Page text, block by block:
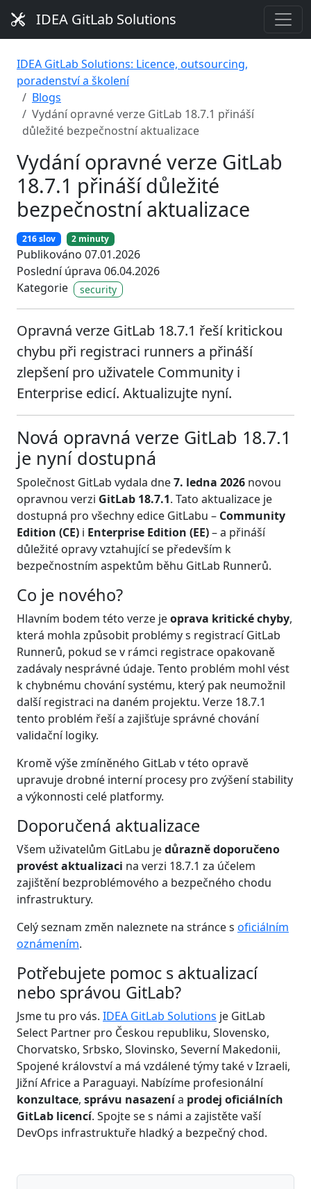
IDEA GitLab Solutions
IDEA GitLab Solutions: Licence, outsourcing,
poradenství a školení
Blogs
Vydání opravné verze GitLab 18.7.1 přináší
důležité bezpečnostní aktualizace
Vydání opravné verze GitLab
18.7.1 přináší důležité
bezpečnostní aktualizace
216 slov 2 minuty
Publikováno 07.01.2026
Poslední úprava 06.04.2026
Kategorie
security
Opravná verze GitLab 18.7.1 řeší kritickou
chybu při registraci runners a přináší
zlepšení pro uživatele Community i
Enterprise edicí. Aktualizujte nyní.
Nová opravná verze GitLab 18.7.1
je nyní dostupná
Společnost GitLab vydala dne7. ledna 2026 novou
opravnou verzi GitLab 18.7.1. Tato aktualizace je
dostupná pro všechny edice GitLabu – Community
Edition (CE) i Enterprise Edition (EE)– a přináší
důležité opravy vztahující se především k
bezpečnostním aspektům běhu GitLab Runnerů.
Co je nového?
Hlavním bodem této verze jeoprava kritické chyby,
která mohla způsobit problémy s registrací GitLab
Runnerů, pokud se v rámci registrace opakovaně
zadávaly nesprávné údaje. Tento problém mohl vést
k chybnému chování systému, který pak neumožnil
další registraci na daném projektu. Verze 18.7.1
tento problém řeší a zajišťuje správné chování
validační logiky.
Kromě výše zmíněného GitLab v této opravě
upravuje drobné interní procesy pro zvýšení stability
a výkonnosti celé platformy.
Doporučená aktualizace
Všem uživatelům GitLabu jedůrazně doporučeno
provést aktualizaci na verzi 18.7.1 za účelem
zajištění bezproblémového a bezpečného chodu
infrastruktury.
Celý seznam změn naleznete na stránce s oficiálním
oznámením.
Potřebujete pomoc s aktualizací
nebo správou GitLab?
Jsme tu pro vás. IDEA GitLab Solutions je GitLab
Select Partner pro Českou republiku, Slovensko,
Chorvatsko, Srbsko, Slovinsko, Severní Makedonii,
Spojené království a má vzdálené týmy také v Izraeli,
Jižní Africe a Paraguayi. Nabízíme profesionální
konzultace, správu nasazenía prodej oficiálních
GitLab licencí. Spojte se s námi a zajistěte vaší
DevOps infrastruktuře hladký a bezpečný chod.